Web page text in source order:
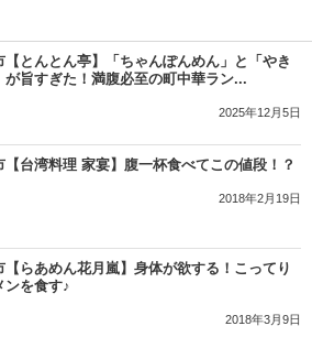
【とんとん亭】「ちゃんぽんめん」と「やき
が旨すぎた！満腹必至の町中華ラン...
2025年12月5日
【台湾料理 家宴】腹一杯食べてこの値段！？
2018年2月19日
【らあめん花月嵐】身体が欲する！こってり
ンを食す♪
2018年3月9日